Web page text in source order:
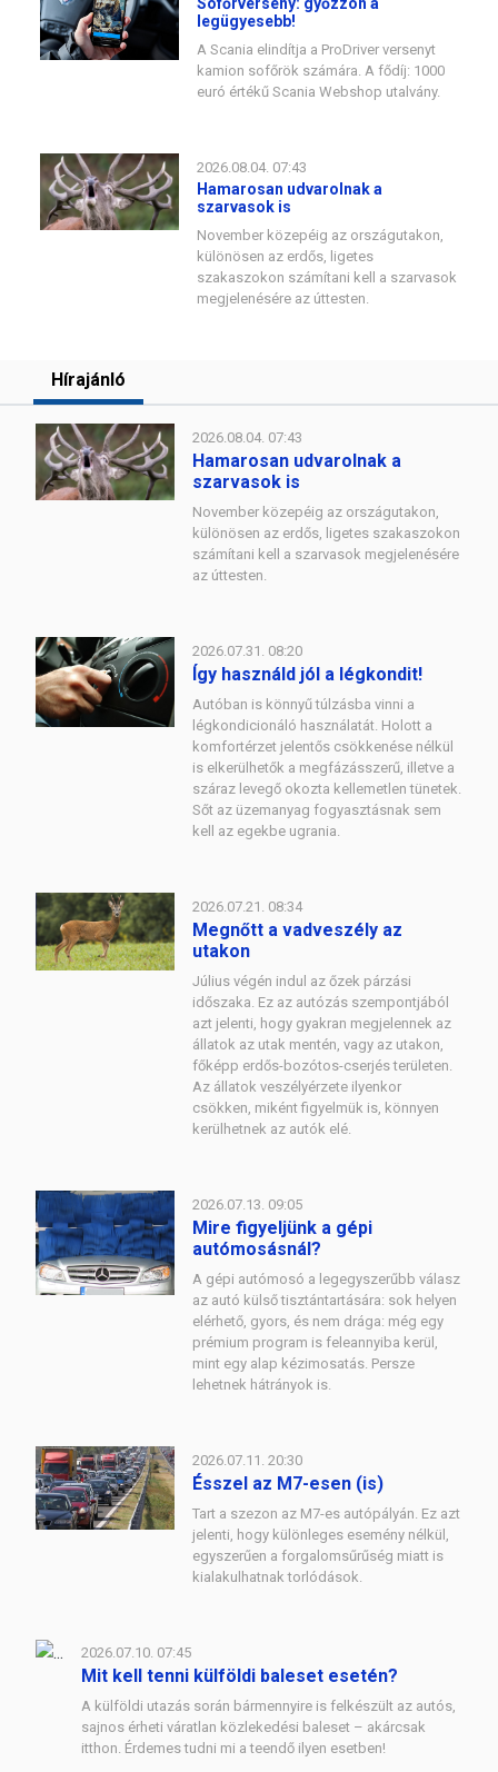
legügyesebb!
A Scania elindítja a ProDriver versenyt
kamion sofőrök számára. A fődíj: 1000
euró értékű Scania Webshop utalvány.
2026.08.04. 07:43
Hamarosan udvarolnak a
szarvasok is
November közepéig az országutakon,
különösen az erdős, ligetes
szakaszokon számítani kell a szarvasok
megjelenésére az úttesten.
Hírajánló
2026.08.04. 07:43
Hamarosan udvarolnak a
szarvasok is
November közepéig az országutakon,
különösen az erdős, ligetes szakaszokon
számítani kell a szarvasok megjelenésére
az úttesten.
2026.07.31. 08:20
Így használd jól a légkondit!
Autóban is könnyű túlzásba vinni a
légkondicionáló használatát. Holott a
komfortérzet jelentős csökkenése nélkül
is elkerülhetők a megfázásszerű, illetve a
száraz levegő okozta kellemetlen tünetek.
Sőt az üzemanyag fogyasztásnak sem
kell az egekbe ugrania.
2026.07.21. 08:34
Megnőtt a vadveszély az
utakon
Július végén indul az őzek párzási
időszaka. Ez az autózás szempontjából
azt jelenti, hogy gyakran megjelennek az
állatok az utak mentén, vagy az utakon,
főképp erdős-bozótos-cserjés területen.
Az állatok veszélyérzete ilyenkor
csökken, miként figyelmük is, könnyen
kerülhetnek az autók elé.
2026.07.13. 09:05
Mire figyeljünk a gépi
autómosásnál?
A gépi autómosó a legegyszerűbb válasz
az autó külső tisztántartására: sok helyen
elérhető, gyors, és nem drága: még egy
prémium program is feleannyiba kerül,
mint egy alap kézimosatás. Persze
lehetnek hátrányok is.
2026.07.11. 20:30
Ésszel az M7-esen (is)
Tart a szezon az M7-es autópályán. Ez azt
jelenti, hogy különleges esemény nélkül,
egyszerűen a forgalomsűrűség miatt is
kialakulhatnak torlódások.
2026.07.10. 07:45
Mit kell tenni külföldi baleset esetén?
A külföldi utazás során bármennyire is felkészült az autós,
sajnos érheti váratlan közlekedési baleset – akárcsak
itthon. Érdemes tudni mi a teendő ilyen esetben!